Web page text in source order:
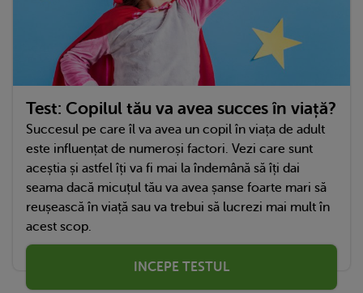
Test: Copilul tău va avea succes în viață?
Succesul pe care îl va avea un copil în viața de adult
este influențat de numeroși factori. Vezi care sunt
aceștia și astfel îți va fi mai la îndemână să îți dai
seama dacă micuțul tău va avea șanse foarte mari să
reușească în viață sau va trebui să lucrezi mai mult în
acest scop.
INCEPE TESTUL